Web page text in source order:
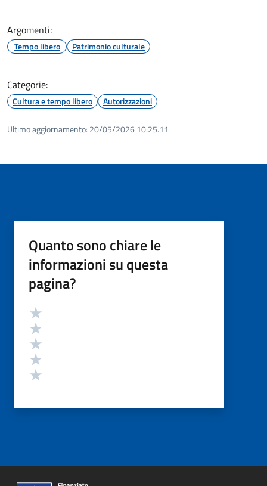
Argomenti:
Tempo libero Patrimonio culturale
Categorie:
Cultura e tempo libero Autorizzazioni
Ultimo aggiornamento: 20/05/2026 10:25.11
Quanto sono chiare le
informazioni su questa
pagina?
Valutazione